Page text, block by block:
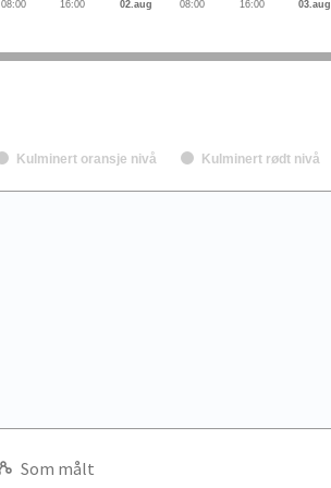
Kulminert oransje nivå Kulminert rødt nivå
08:00 16:00 02.aug 08:00 16:00 03.aug
Som målt